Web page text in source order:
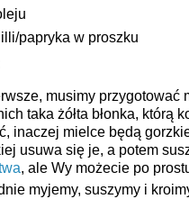
papryka w proszku
musimy przygotować
taka żółta błonka, którą
inaczej mielce będą
usuwa się je, a potem
, ale Wy możecie po
myjemy, suszymy i